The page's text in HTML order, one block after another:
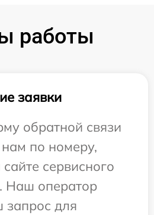
работы
заявки
обратной связи
по номеру,
сервисного
Наш оператор
запрос для